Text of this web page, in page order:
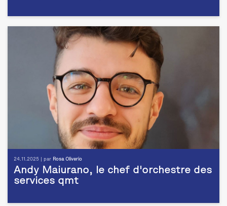
24.11.2025 | par Rosa Oliverio
Andy Maiurano, le chef d'orchestre des
services qmt